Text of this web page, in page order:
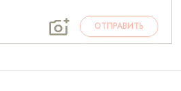
ОТПРАВИТЬ